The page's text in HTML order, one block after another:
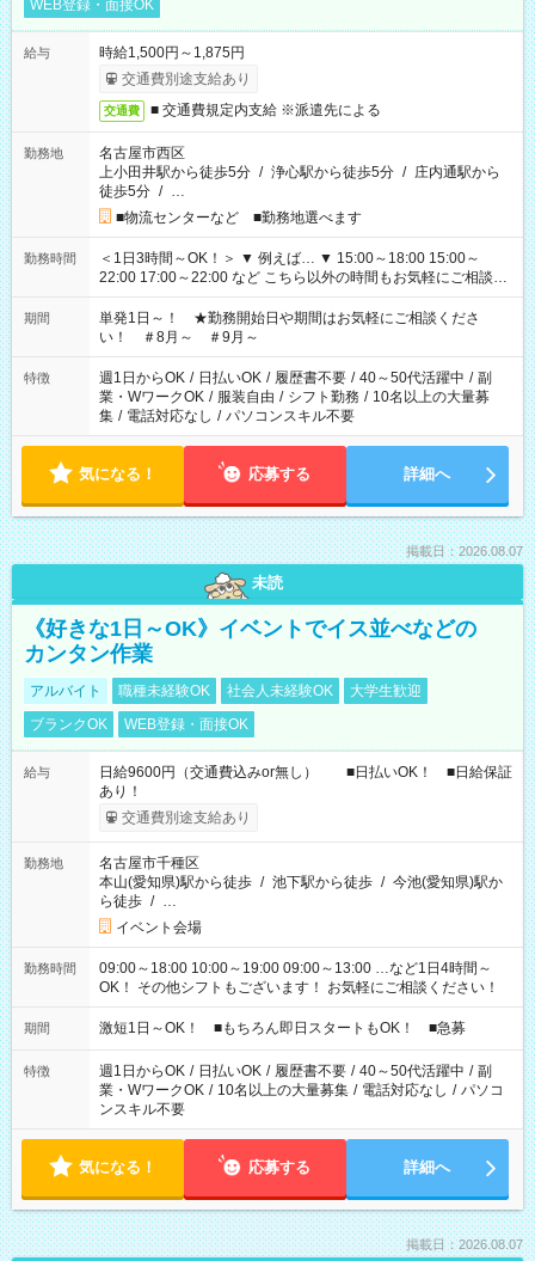
WEB登録・面接OK
給与
時給1,500円～1,875円
交通費別途支給あり
交通費 ■ 交通費規定内支給 ※派遣先による
勤務地
名古屋市西区
上小田井駅から徒歩5分 / 浄心駅から徒歩5分 / 庄内通駅から
徒歩5分 / …
■物流センターなど ■勤務地選べます
勤務時間
＜1日3時間～OK！＞ ▼ 例えば… ▼ 15:00～18:00 15:00～
22:00 17:00～22:00 など こちら以外の時間もお気軽にご相談く
ださい！
期間
単発1日～！ ★勤務開始日や期間はお気軽にご相談くださ
い！ ＃8月～ ＃9月～
特徴 週1日からOK / 日払いOK / 履歴書不要 / 40～50代活躍中 / 副
業・WワークOK / 服装自由 / シフト勤務 / 10名以上の大量募
集 / 電話対応なし / パソコンスキル不要
気になる！ 応募する 詳細へ
掲載日：2026.08.07
未読
《好きな1日～OK》イベントでイス並べなどの
カンタン作業
アルバイト 職種未経験OK 社会人未経験OK
大学生歓迎
ブランクOK
WEB登録・面接OK
給与
日給9600円（交通費込みor無し） ■日払いOK！ ■日給保証
あり！
交通費別途支給あり
勤務地
名古屋市千種区
本山(愛知県)駅から徒歩 / 池下駅から徒歩 / 今池(愛知県)駅か
ら徒歩 / …
イベント会場
勤務時間
09:00～18:00 10:00～19:00 09:00～13:00 …など1日4時間～
OK！ その他シフトもございます！ お気軽にご相談ください！
期間 激短1日～OK！ ■もちろん即日スタートもOK！ ■急募
特徴 週1日からOK / 日払いOK / 履歴書不要 / 40～50代活躍中 / 副
業・WワークOK / 10名以上の大量募集 / 電話対応なし / パソコ
ンスキル不要
気になる！ 応募する 詳細へ
掲載日：2026.08.07